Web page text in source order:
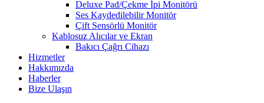
Deluxe Pad/Çekme İpi Monitörü
Ses Kaydedilebilir Monitör
Çift Sensörlü Monitör
Kablosuz Alıcılar ve Ekran
Bakıcı Çağrı Cihazı
Hizmetler
Hakkımızda
Haberler
Bize Ulaşın